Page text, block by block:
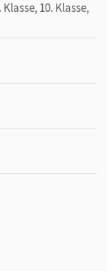
Klasse, 10. Klasse,